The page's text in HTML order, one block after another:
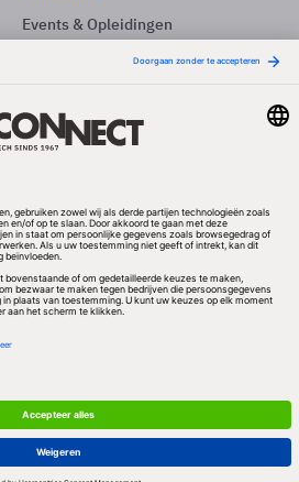
Events & Opleidingen